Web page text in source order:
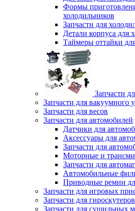
Формы
холодильников
Запчасти для
Детали корпуса для
Таймеры оттайки
Запчасти
Запчасти для вакуумного
Запчасти для весов
Запчасти для автомобилей
Датчики для
Аксессуары для
Запчасти для
Моторные и
Запчасти для
Автомобильные
Приводные ремни
Запчасти для игровых
Запчасти для гироскутеров
Запчасти для сушильных